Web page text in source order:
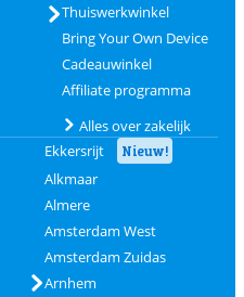
Thuiswerkwinkel
Bring Your Own Device
Cadeauwinkel
Affiliate programma
Alles over zakelijk
Ekkersrijt Nieuw!
Alkmaar
Almere
Amsterdam West
Amsterdam Zuidas
Arnhem